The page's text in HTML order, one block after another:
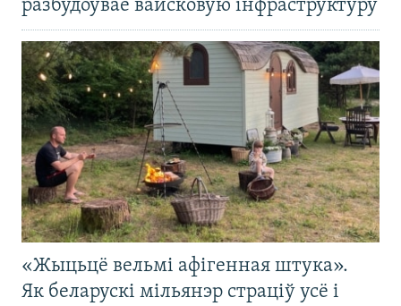
разбудоўвае вайсковую інфраструктуру
«Жыцьцё вельмі афігенная штука».
Як беларускі мільянэр страціў усё і